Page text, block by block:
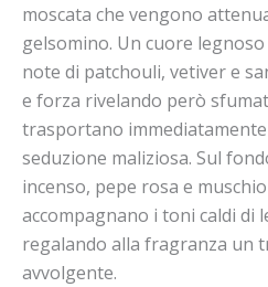
moscata che vengono
gelsomino. Un cuore
note di patchouli, vetiver e
e forza rivelando però
trasportano
seduzione maliziosa. Sul
incenso, pepe rosa e
accompagnano i toni caldi di
regalando alla fragranza un
avvolgente.